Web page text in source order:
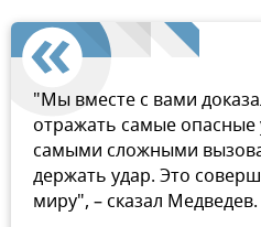
"Мы вместе с вами
отражать самые опасные
самыми сложными
держать удар. Это
миру", – сказал Медведев.